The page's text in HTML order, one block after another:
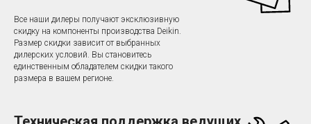
Все наши дилеры получают эксклюзивную
скидку на компоненты производства Deikin.
Размер скидки зависит от выбранных
дилерских условий. Вы становитесь
единственным обладателем скидки такого
размера в вашем регионе.